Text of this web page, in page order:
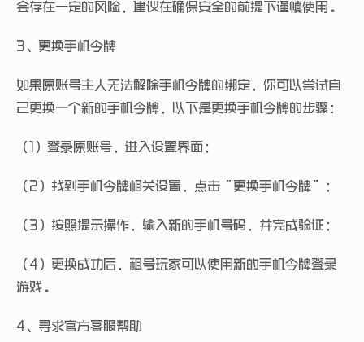
会存在一定的风险，建议在确保安全的前提下谨慎使用。
3、更换手机令牌
如果原账号主人无法解除手机令牌的绑定，你可以尝试自
己更换一个新的手机令牌，以下是更换手机令牌的步骤：
（1）登录原账号，进入设置界面；
（2）找到手机令牌相关设置，点击“更换手机令牌”；
（3）按照提示操作，输入新的手机号码，并完成验证；
（4）更换成功后，租号玩家可以使用新的手机令牌登录
游戏。
4、寻求官方客服帮助